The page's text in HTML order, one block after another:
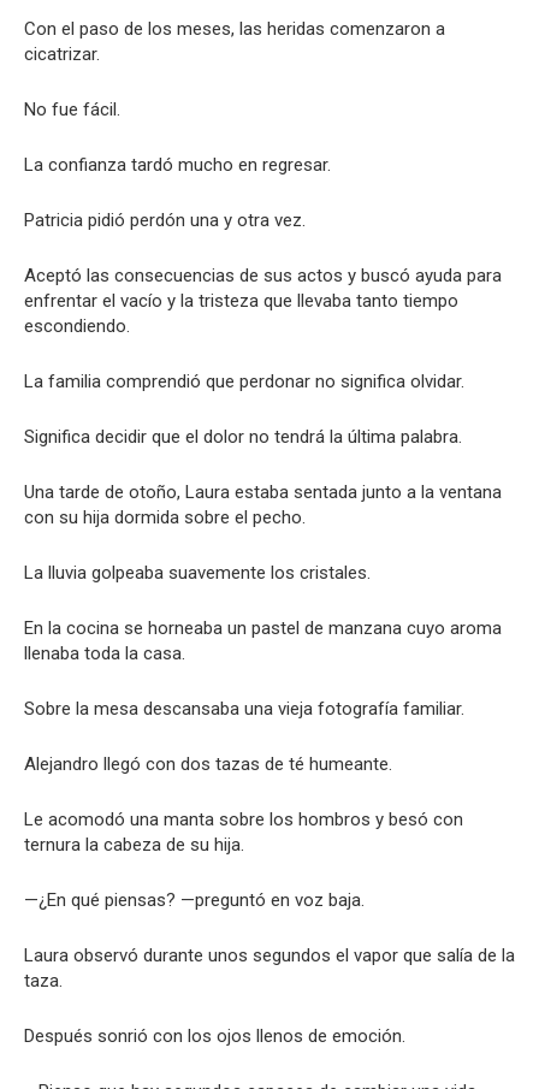
Con el paso de los meses, las heridas comenzaron a
cicatrizar.
No fue fácil.
La confianza tardó mucho en regresar.
Patricia pidió perdón una y otra vez.
Aceptó las consecuencias de sus actos y buscó ayuda para
enfrentar el vacío y la tristeza que llevaba tanto tiempo
escondiendo.
La familia comprendió que perdonar no significa olvidar.
Significa decidir que el dolor no tendrá la última palabra.
Una tarde de otoño, Laura estaba sentada junto a la ventana
con su hija dormida sobre el pecho.
La lluvia golpeaba suavemente los cristales.
En la cocina se horneaba un pastel de manzana cuyo aroma
llenaba toda la casa.
Sobre la mesa descansaba una vieja fotografía familiar.
Alejandro llegó con dos tazas de té humeante.
Le acomodó una manta sobre los hombros y besó con
ternura la cabeza de su hija.
—¿En qué piensas? —preguntó en voz baja.
Laura observó durante unos segundos el vapor que salía de la
taza.
Después sonrió con los ojos llenos de emoción.